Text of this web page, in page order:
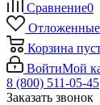
Сравнение0
Отложенные
Корзина
ВойтиМой
8 (800) 511-05-45
Заказать звонок